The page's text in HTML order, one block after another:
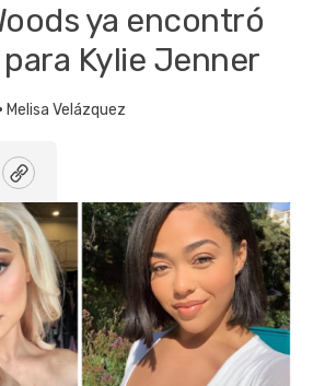
ya encontró
Kylie Jenner
Melisa Velázquez
Copy